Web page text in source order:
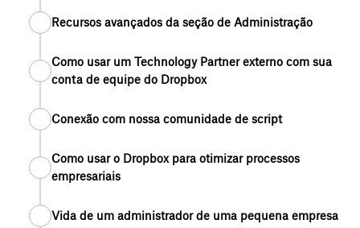
Recursos avançados da seção de Administração
Como usar um Technology Partner externo com sua
conta de equipe do Dropbox
Conexão com nossa comunidade de script
Como usar o Dropbox para otimizar processos
empresariais
Vida de um administrador de uma pequena empresa